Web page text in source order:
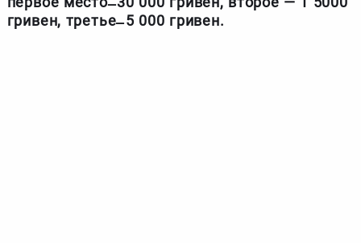
гривен, третье ̶ 5 000 гривен.